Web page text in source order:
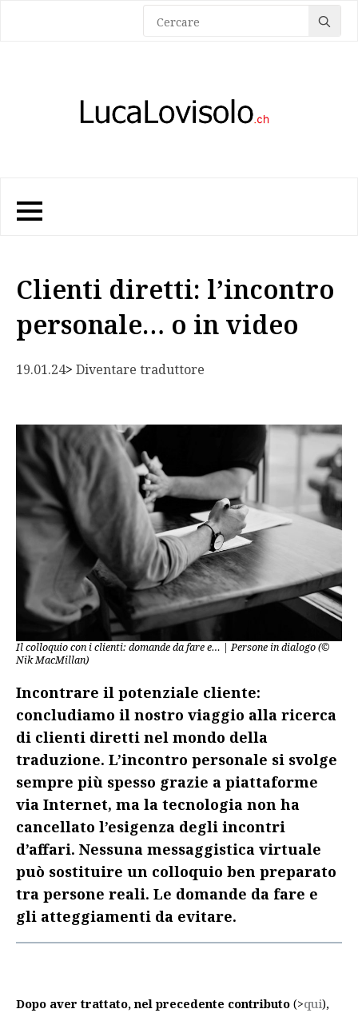
for:
Clienti diretti: l’incontro
personale… o in video
19.01.24> Diventare traduttore
Il colloquio con i clienti: domande da fare e… | Persone in dialogo (©
Nik MacMillan)
Incontrare il potenziale cliente:
concludiamo il nostro viaggio alla ricerca
di clienti diretti nel mondo della
traduzione. L’incontro personale si svolge
sempre più spesso grazie a piattaforme
via Internet, ma la tecnologia non ha
cancellato l’esigenza degli incontri
d’affari. Nessuna messaggistica virtuale
può sostituire un colloquio ben preparato
tra persone reali. Le domande da fare e
gli atteggiamenti da evitare.
Dopo aver trattato, nel precedente contributo (>qui),